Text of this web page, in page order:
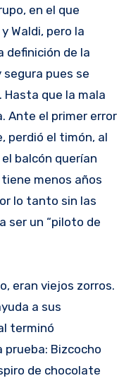
en el que
Waldi, pero la
definición de la
pues se
que la mala
Ante el primer error
perdió el timón, al
balcón querían
menos años
lo tanto sin las
ser un “piloto de
eran viejos zorros.
a sus
terminó
prueba: Bizcocho
de chocolate